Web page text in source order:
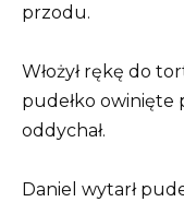
przodu.
Włożył rękę do
pudełko owinięte
oddychał.
Daniel wytarł